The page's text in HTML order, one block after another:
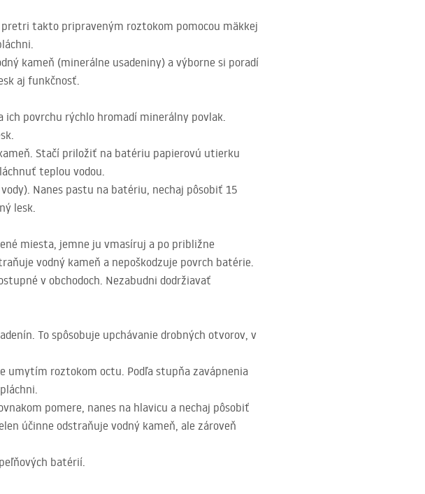
pretri takto pripraveným roztokom pomocou mäkkej
kameň (minerálne usadeniny) a výborne si poradí
aj funkčnosť.
povrchu rýchlo hromadí minerálny povlak.
Stačí priložiť na batériu papierovú utierku
teplou vodou.
Nanes pastu na batériu, nechaj pôsobiť 15
lesk.
miesta, jemne ju vmasíruj a po približne
vodný kameň a nepoškodzuje povrch batérie.
v obchodoch. Nezabudni dodržiavať
To spôsobuje upchávanie drobných otvorov, v
umytím roztokom octu. Podľa stupňa zavápnenia
pomere, nanes na hlavicu a nechaj pôsobiť
účinne odstraňuje vodný kameň, ale zároveň
batérií.